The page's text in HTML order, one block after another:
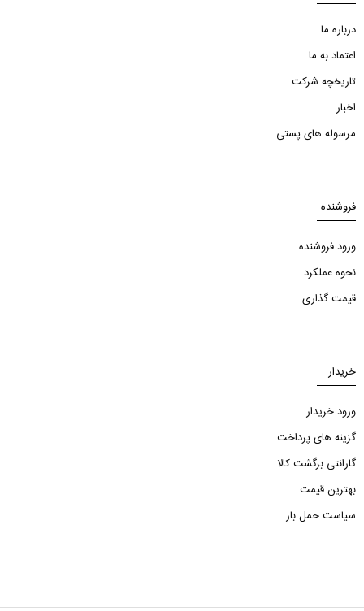
درباره ما
اعتماد به ما
تاریخچه شرکت
اخبار
مرسوله های پستی
فروشنده
ورود فروشنده
نحوه عملکرد
قیمت گذاری
خریدار
ورود خریدار
گزینه های پرداخت
گارانتی برگشت کالا
بهترین قیمت
سیاست حمل بار